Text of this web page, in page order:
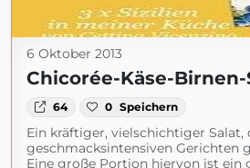
6 Oktober 2013
Chicorée-Käse-Birnen-
64 0 Speichern
Ein kräftiger, vielschichtiger Salat,
geschmacksintensiven Gerichten
Eine große Portion hiervon ist ein